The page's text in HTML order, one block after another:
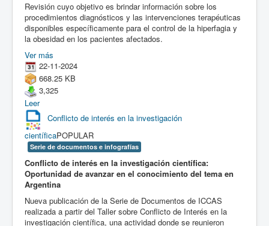
Revisión cuyo objetivo es brindar información sobre los
procedimientos diagnósticos y las intervenciones terapéuticas
disponibles específicamente para el control de la hiperfagia y
la obesidad en los pacientes afectados.
Ver más
22-11-2024
668.25 KB
3,325
Leer
Conflicto de interés en la investigación
científicaPOPULAR
Serie de documentos e infografías
Conflicto de interés en la investigación científica:
Oportunidad de avanzar en el conocimiento del tema en
Argentina
Nueva publicación de la Serie de Documentos de ICCAS
realizada a partir del Taller sobre Conflicto de Interés en la
investigación científica, una actividad donde se reunieron